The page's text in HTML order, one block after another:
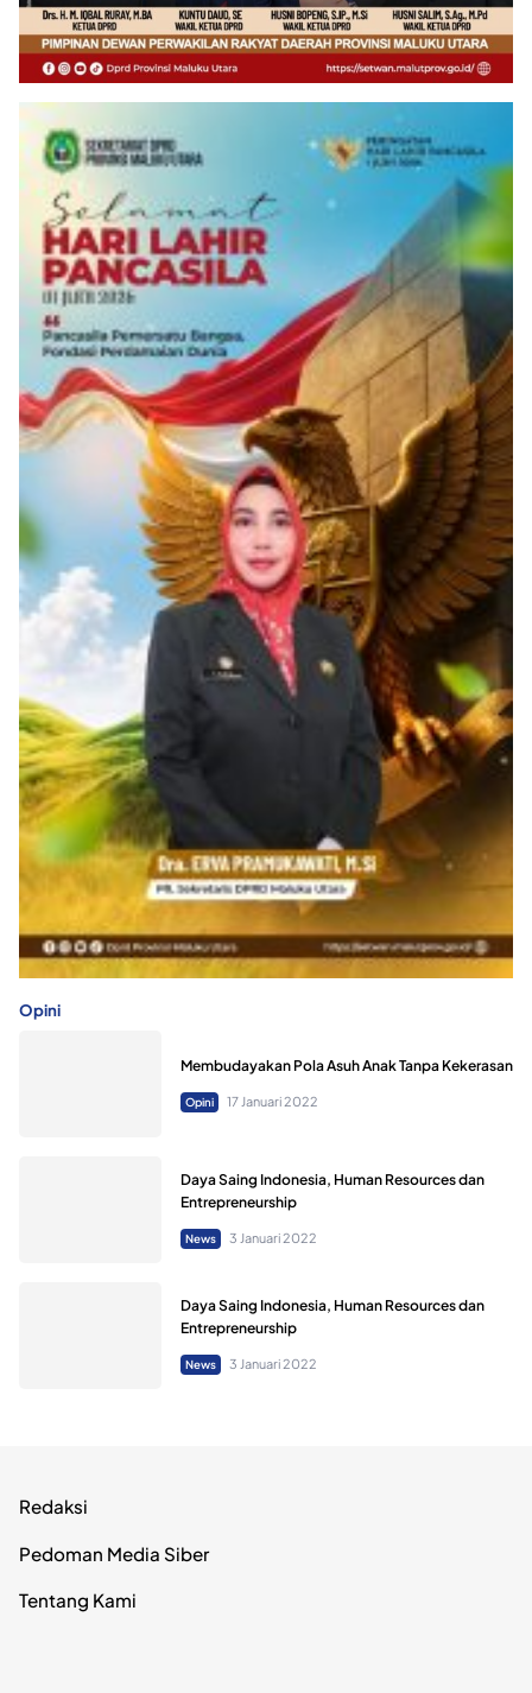
Opini
Membudayakan Pola Asuh Anak Tanpa Kekerasan
Opini 17 Januari 2022
Daya Saing Indonesia, Human Resources dan
Entrepreneurship
News 3 Januari 2022
Daya Saing Indonesia, Human Resources dan
Entrepreneurship
News 3 Januari 2022
Redaksi
Pedoman Media Siber
Tentang Kami